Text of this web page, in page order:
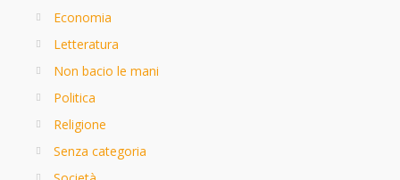
Economia
Letteratura
Non bacio le mani
Politica
Religione
Senza categoria